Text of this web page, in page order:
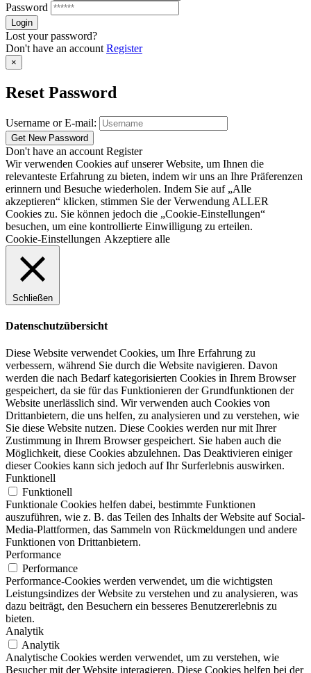
Password
Lost your password?
Don't have an account Register
×
Reset Password
Username or E-mail:
Don't have an account Register
Wir verwenden Cookies auf unserer Website, um Ihnen die
relevanteste Erfahrung zu bieten, indem wir uns an Ihre Präferenzen
erinnern und Besuche wiederholen. Indem Sie auf „Alle
akzeptieren“ klicken, stimmen Sie der Verwendung ALLER
Cookies zu. Sie können jedoch die „Cookie-Einstellungen“
besuchen, um eine kontrollierte Einwilligung zu erteilen.
Cookie-Einstellungen Akzeptiere alle
Schließen
Datenschutzübersicht
Diese Website verwendet Cookies, um Ihre Erfahrung zu
verbessern, während Sie durch die Website navigieren. Davon
werden die nach Bedarf kategorisierten Cookies in Ihrem Browser
gespeichert, da sie für das Funktionieren der Grundfunktionen der
Website unerlässlich sind. Wir verwenden auch Cookies von
Drittanbietern, die uns helfen, zu analysieren und zu verstehen, wie
Sie diese Website nutzen. Diese Cookies werden nur mit Ihrer
Zustimmung in Ihrem Browser gespeichert. Sie haben auch die
Möglichkeit, diese Cookies abzulehnen. Das Deaktivieren einiger
dieser Cookies kann sich jedoch auf Ihr Surferlebnis auswirken.
Funktionell
Funktionell
Funktionale Cookies helfen dabei, bestimmte Funktionen
auszuführen, wie z. B. das Teilen des Inhalts der Website auf Social-
Media-Plattformen, das Sammeln von Rückmeldungen und andere
Funktionen von Drittanbietern.
Performance
Performance
Performance-Cookies werden verwendet, um die wichtigsten
Leistungsindizes der Website zu verstehen und zu analysieren, was
dazu beiträgt, den Besuchern ein besseres Benutzererlebnis zu
bieten.
Analytik
Analytik
Analytische Cookies werden verwendet, um zu verstehen, wie
Besucher mit der Website interagieren. Diese Cookies helfen bei der